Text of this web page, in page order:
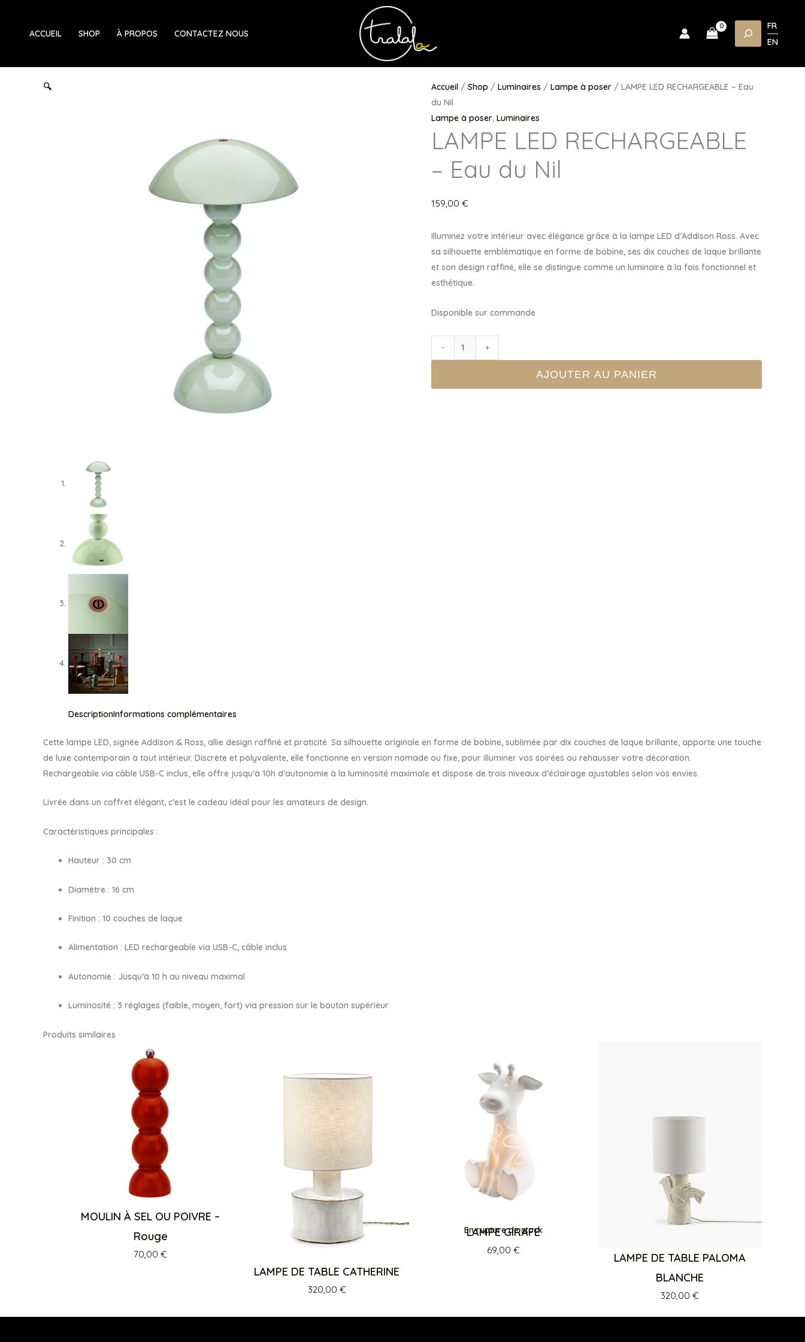
contenuACCUEIL SHOP À PROPOS CONTACTEZ NOUS
Rechercher
FR
EN
🔍 Accueil / Shop / Luminaires / Lampe à poser / LAMPE LED RECHARGEABLE – Eau
du Nil
Lampe à poser, Luminaires
LAMPE LED RECHARGEABLE
– Eau du Nil
159,00 €
Illuminez votre intérieur avec élégance grâce à la lampe LED d’Addison Ross. Avec
sa silhouette emblématique en forme de bobine, ses dix couches de laque brillante
et son design raffiné, elle se distingue comme un luminaire à la fois fonctionnel et
esthétique.
Disponible sur commande
-
quantité
de
LED
+
AJOUTER AU PANIER
DescriptionInformations complémentaires
Cette lampe LED, signée Addison & Ross, allie design raffiné et praticité. Sa silhouette originale en forme de bobine, sublimée par dix couches de laque brillante, apporte une touche
de luxe contemporain à tout intérieur. Discrète et polyvalente, elle fonctionne en version nomade ou fixe, pour illuminer vos soirées ou rehausser votre décoration.
Rechargeable via câble USB-C inclus, elle offre jusqu’à 10h d’autonomie à la luminosité maximale et dispose de trois niveaux d’éclairage ajustables selon vos envies.
Livrée dans un coffret élégant, c’est le cadeau idéal pour les amateurs de design.
Caractéristiques principales :
Hauteur : 30 cm
Diamètre : 16 cm
Finition : 10 couches de laque
Alimentation : LED rechargeable via USB-C, câble inclus
Autonomie : Jusqu’à 10 h au niveau maximal
Luminosité : 3 réglages (faible, moyen, fort) via pression sur le bouton supérieur
Produits similaires
MOULIN À SEL OU POIVRE –
Rouge
70,00€
LAMPE DE TABLE CATHERINE
320,00 €
En rupture de stock
LAMPE GIRAFE
69,00 €
LAMPE DE TABLE PALOMA
BLANCHE
320,00 €